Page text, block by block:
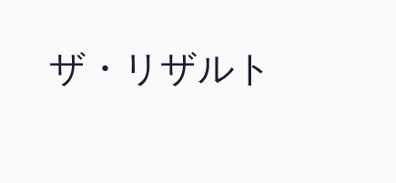
ザ・リザルト